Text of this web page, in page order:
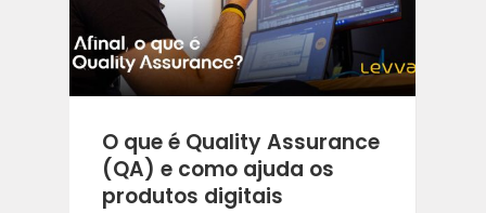
O que é Quality Assurance
(QA) e como ajuda os
produtos digitais